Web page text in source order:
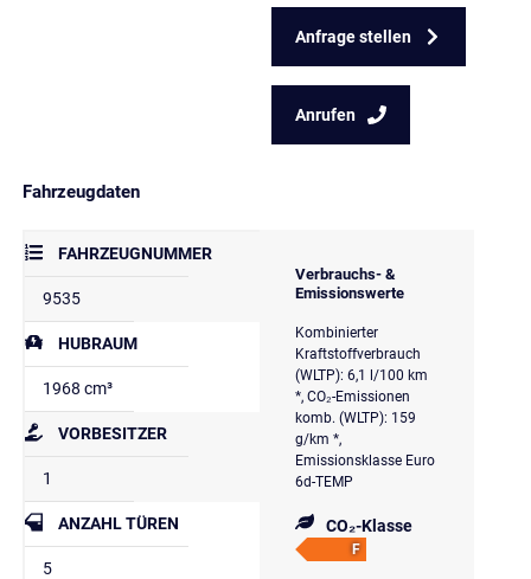
Anfrage stellen
Anrufen
Fahrzeugdaten
FAHRZEUGNUMMER
9535
HUBRAUM
1968 cm³
VORBESITZER
1
ANZAHL TÜREN
5
Verbrauchs- &
Emissionswerte
Kombinierter
Kraftstoffverbrauch
(WLTP): 6,1 l/100 km
*, CO₂-Emissionen
komb. (WLTP): 159
g/km *,
Emissionsklasse Euro
6d-TEMP
CO₂-Klasse
F